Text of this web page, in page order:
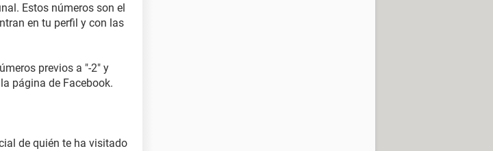
Estos números son el
en tu perfil y con las
previos a "-2" y
página de Facebook.
de quién te ha visitado